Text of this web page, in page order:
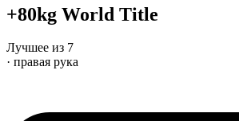
+80kg World Title
Лучшее из 7
· правая рука